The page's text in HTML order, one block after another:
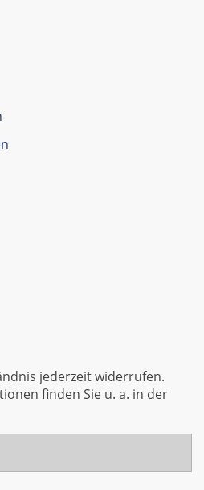
jederzeit widerrufen.
finden Sie u. a. in der